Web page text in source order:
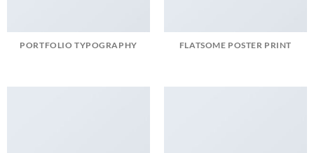
PORTFOLIO TYPOGRAPHY FLATSOME POSTER PRINT